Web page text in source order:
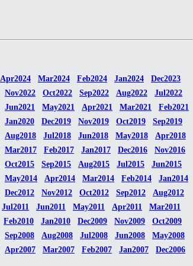
Apr2024 Mar2024 Feb2024 Jan2024
Dec2023
Nov2022 Oct2022 Sep2022 Aug2022
Jul2022
Jun2021 May2021 Apr2021 Mar2021
Feb2021
Jan2020 Dec2019 Nov2019 Oct2019
Sep2019
Aug2018 Jul2018 Jun2018 May2018
Apr2018
Mar2017 Feb2017 Jan2017 Dec2016
Nov2016
Oct2015 Sep2015 Aug2015 Jul2015
Jun2015
May2014 Apr2014 Mar2014 Feb2014
Jan2014
Dec2012 Nov2012 Oct2012 Sep2012
Aug2012
Jul2011 Jun2011 May2011 Apr2011
Mar2011
Feb2010 Jan2010 Dec2009 Nov2009
Oct2009
Sep2008 Aug2008 Jul2008 Jun2008
May2008
Apr2007 Mar2007 Feb2007 Jan2007
Dec2006